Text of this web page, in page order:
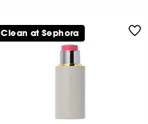
Clean at Sephora